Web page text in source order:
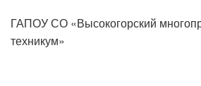
ГАПОУ СО «Высокогорский
техникум»